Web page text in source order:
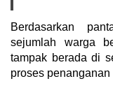
​Berdasarkan
sejumlah warga
tampak berada di
proses